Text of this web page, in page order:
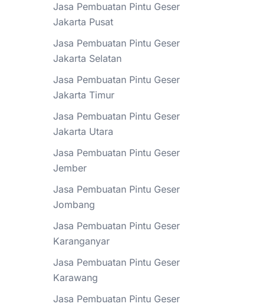
Jasa Pembuatan Pintu Geser
Jakarta Pusat
Jasa Pembuatan Pintu Geser
Jakarta Selatan
Jasa Pembuatan Pintu Geser
Jakarta Timur
Jasa Pembuatan Pintu Geser
Jakarta Utara
Jasa Pembuatan Pintu Geser
Jember
Jasa Pembuatan Pintu Geser
Jombang
Jasa Pembuatan Pintu Geser
Karanganyar
Jasa Pembuatan Pintu Geser
Karawang
Jasa Pembuatan Pintu Geser